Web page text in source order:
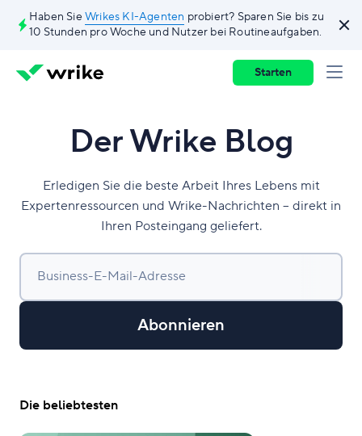
Haben Sie Wrikes KI-Agenten probiert? Sparen Sie bis zu
10 Stunden pro Woche und Nutzer bei Routineaufgaben.
Starten
Der Wrike Blog
Erledigen Sie die beste Arbeit Ihres Lebens mit
Expertenressourcen und Wrike-Nachrichten – direkt in
Ihren Posteingang geliefert.
Business-E-Mail-Adresse
Abonnieren
Die beliebtesten